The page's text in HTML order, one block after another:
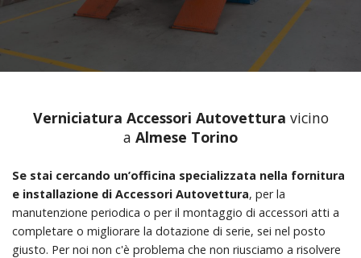
Verniciatura Accessori Autovettura vicino
a Almese Torino
Se stai cercando un’officina specializzata nella fornitura
e installazione di Accessori Autovettura, per la
manutenzione periodica o per il montaggio di accessori atti a
completare o migliorare la dotazione di serie, sei nel posto
giusto. Per noi non c'è problema che non riusciamo a risolvere